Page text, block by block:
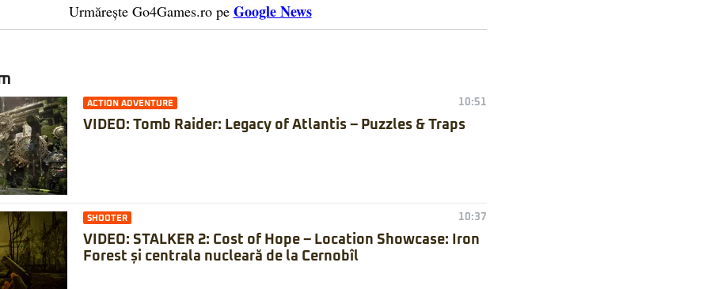
Urmărește Go4Games.ro pe Google News
ACTION ADVENTURE 10:51
VIDEO: Tomb Raider: Legacy of Atlantis – Puzzles & Traps
SHOOTER 10:37
VIDEO: STALKER 2: Cost of Hope – Location Showcase: Iron
Forest și centrala nucleară de la Cernobîl